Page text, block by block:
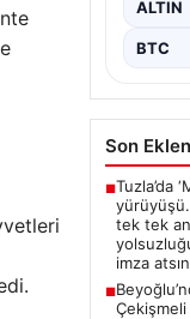
ALTIN
BTC
Son
■Tuzla’da
tek tek
imza
■
Çekişmeli